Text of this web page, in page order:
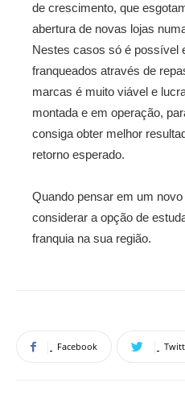
de crescimento, que
abertura de novas lojas
Nestes casos só é possível
franqueados através de
marcas é muito viável e
montada e em operação,
consiga obter melhor
retorno esperado.
Quando pensar em um
considerar a opção de
franquia na sua região.
Facebook